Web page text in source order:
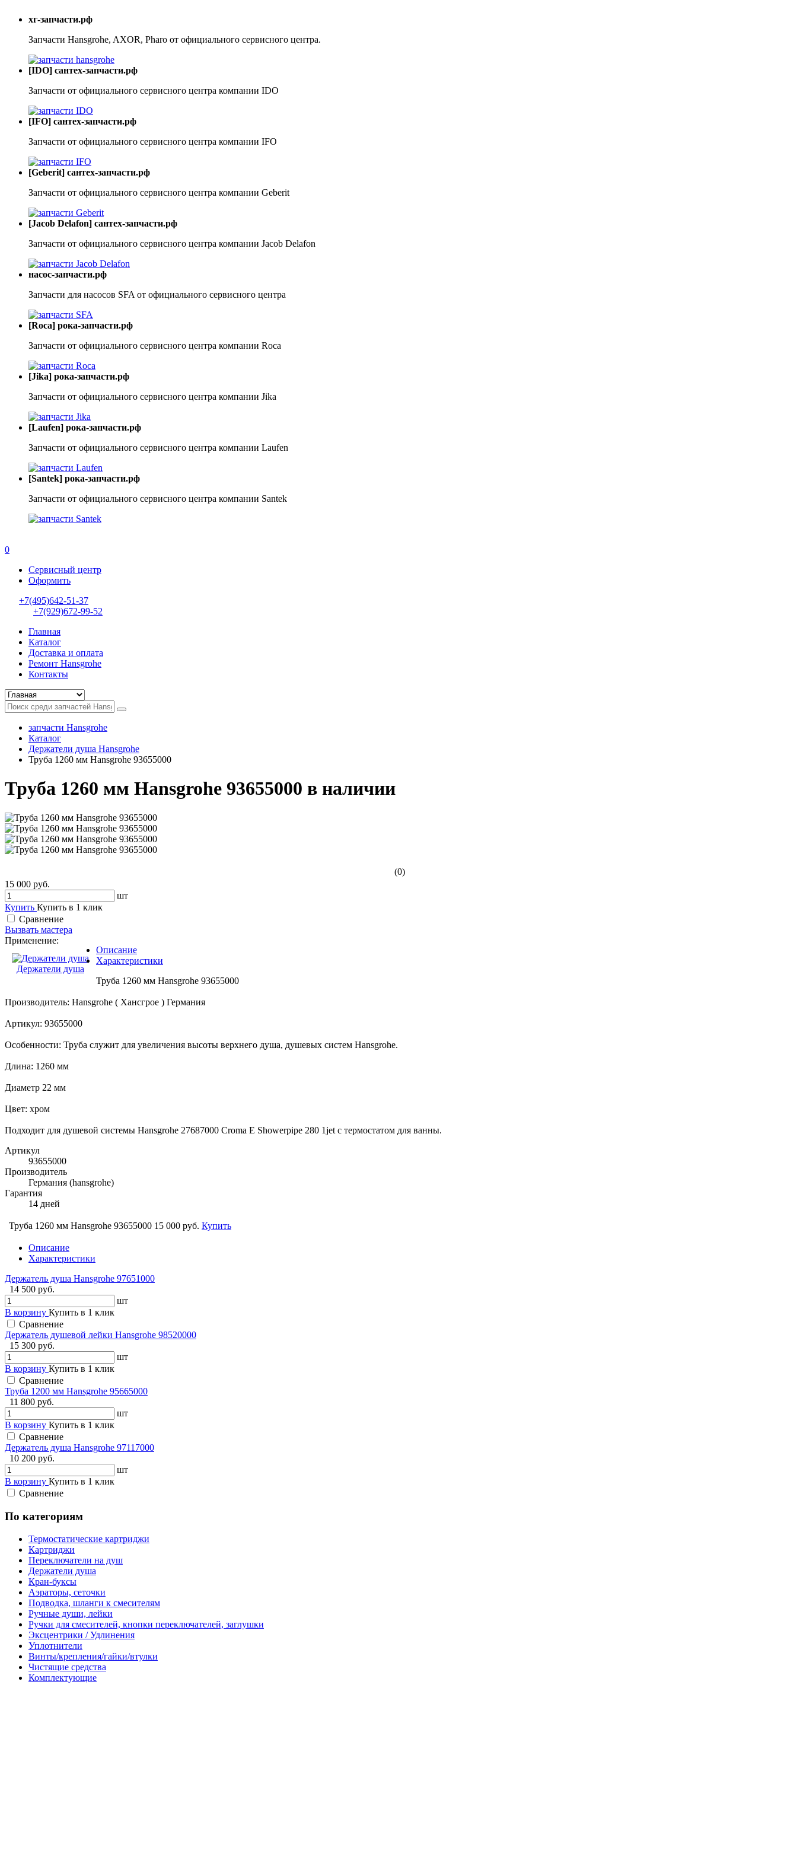
хг-запчасти.рф
Запчасти Hansgrohe, AXOR, Pharo от официального сервисного центра.
[IDO] сантех-запчасти.рф
Запчасти от официального сервисного центра компании IDO
[IFO] сантех-запчасти.рф
Запчасти от официального сервисного центра компании IFO
[Geberit] сантех-запчасти.рф
Запчасти от официального сервисного центра компании Geberit
[Jacob Delafon] сантех-запчасти.рф
Запчасти от официального сервисного центра компании Jacob Delafon
насос-запчасти.рф
Запчасти для насосов SFA от официального сервисного центра
[Roca] рока-запчасти.рф
Запчасти от официального сервисного центра компании Roca
[Jika] рока-запчасти.рф
Запчасти от официального сервисного центра компании Jika
[Laufen] рока-запчасти.рф
Запчасти от официального сервисного центра компании Laufen
[Santek] рока-запчасти.рф
Запчасти от официального сервисного центра компании Santek
0
Сервисный центр
Оформить
+7(495)642-51-37
+7(929)672-99-52
Главная
Каталог
Доставка и оплата
Ремонт Hansgrohe
Контакты
запчасти Hansgrohe
Каталог
Держатели душа Hansgrohe
Труба 1260 мм Hansgrohe 93655000
Труба 1260 мм Hansgrohe 93655000 в наличии
(0)
15 000 руб.
шт
Купить Купить в 1 клик
Сравнение
Вызвать мастера
Применение:
Держатели душа
Описание
Характеристики
Труба 1260 мм Hansgrohe 93655000
Производитель: Hansgrohe ( Хансгрое ) Германия
Артикул: 93655000
Особенности: Труба служит для увеличения высоты верхнего душа, душевых систем Hansgrohe.
Длина: 1260 мм
Диаметр 22 мм
Цвет: хром
Подходит для душевой системы Hansgrohe 27687000 Croma E Showerpipe 280 1jet с термостатом для ванны.
Артикул
93655000
Производитель
Германия (hansgrohe)
Гарантия
14 дней
Труба 1260 мм Hansgrohe 93655000 15 000 руб. Купить
Описание
Характеристики
Держатель душа Hansgrohe 97651000
14 500 руб.
шт
В корзину Купить в 1 клик
Сравнение
Держатель душевой лейки Hansgrohe 98520000
15 300 руб.
шт
В корзину Купить в 1 клик
Сравнение
Труба 1200 мм Hansgrohe 95665000
11 800 руб.
шт
В корзину Купить в 1 клик
Сравнение
Держатель душа Hansgrohe 97117000
10 200 руб.
шт
В корзину Купить в 1 клик
Сравнение
По категориям
Термостатические картриджи
Картриджи
Переключатели на душ
Держатели душа
Кран-буксы
Аэраторы, сеточки
Подводка, шланги к смесителям
Ручные души, лейки
Ручки для смесителей, кнопки переключателей, заглушки
Эксцентрики / Удлинения
Уплотнители
Винты/крепления/гайки/втулки
Чистящие средства
Комплектующие